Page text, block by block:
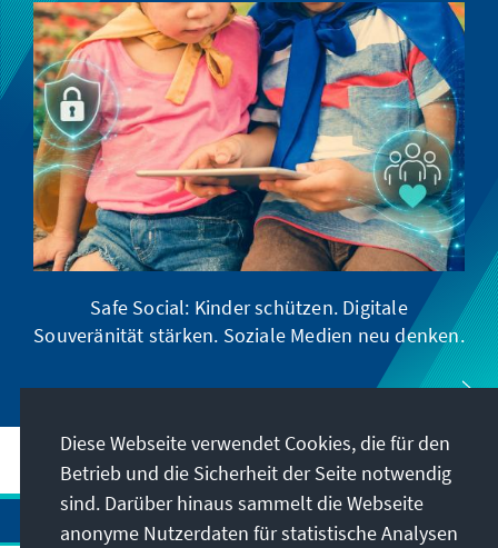
Safe Social: Kinder schützen. Digitale
Souveränität stärken. Soziale Medien neu denken.
Diese Webseite verwendet Cookies, die für den
Betrieb und die Sicherheit der Seite notwendig
sind. Darüber hinaus sammelt die Webseite
anonyme Nutzerdaten für statistische Analysen